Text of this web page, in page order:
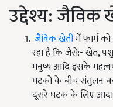
उद्देश्य: जैविक
जैविक खेतीमें फार्म
रहा है कि जैसे:- खेत,
मनुष्य आदि इसके
घटको के बीच संतुलन
दूसरे घटक के लिए